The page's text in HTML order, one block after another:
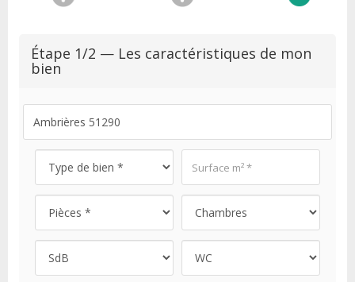
Étape 1/2 — Les caractéristiques de mon
bien